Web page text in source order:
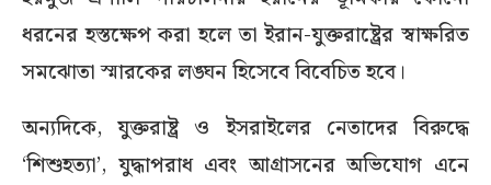
ধরনের হস্তক্ষেপ করা হলে তা ইরান-যুক্তরাষ্ট্রের স্বাক্ষরিত
সমঝোতা স্মারকের লঙ্ঘন হিসেবে বিবেচিত হবে।
অন্যদিকে, যুক্তরাষ্ট্র ও ইসরাইলের নেতাদের বিরুদ্ধে
‘শিশুহত্যা’, যুদ্ধাপরাধ এবং আগ্রাসনের অভিযোগ এনে